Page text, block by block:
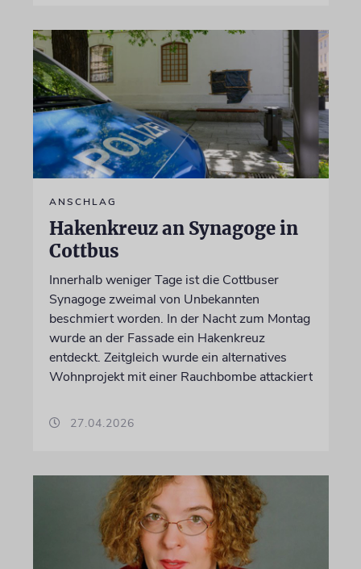
ANSCHLAG
Hakenkreuz an Synagoge in
Cottbus
Innerhalb weniger Tage ist die Cottbuser
Synagoge zweimal von Unbekannten
beschmiert worden. In der Nacht zum Montag
wurde an der Fassade ein Hakenkreuz
entdeckt. Zeitgleich wurde ein alternatives
Wohnprojekt mit einer Rauchbombe attackiert
27.04.2026